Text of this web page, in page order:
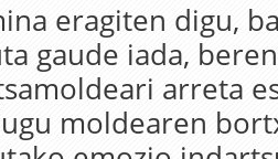
eragiten digu,
gaude iada,
arreta
moldearen